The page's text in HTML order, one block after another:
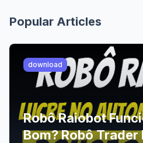
Popular Articles
download
Robô Raiobot
Bom? Robô Trader